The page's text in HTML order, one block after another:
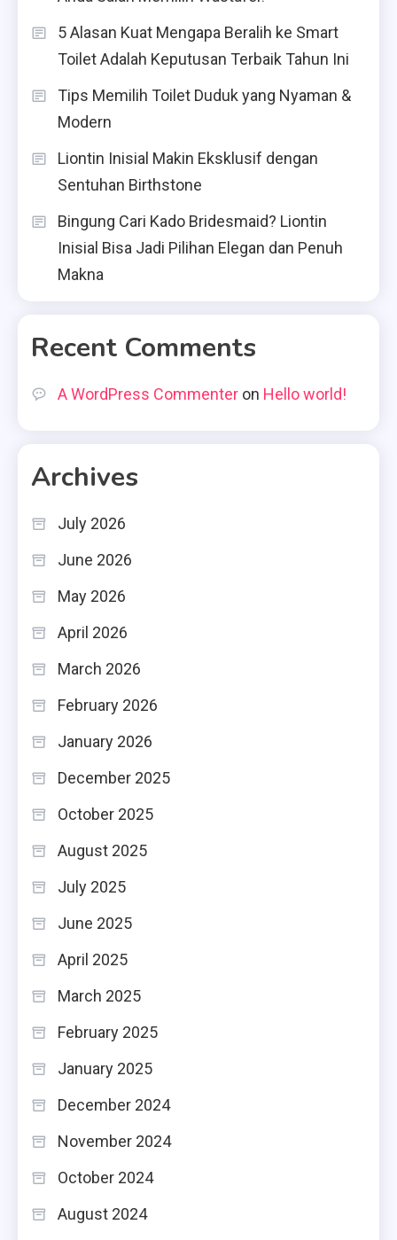
5 Alasan Kuat Mengapa Beralih ke Smart
Toilet Adalah Keputusan Terbaik Tahun Ini
Tips Memilih Toilet Duduk yang Nyaman &
Modern
Liontin Inisial Makin Eksklusif dengan
Sentuhan Birthstone
Bingung Cari Kado Bridesmaid? Liontin
Inisial Bisa Jadi Pilihan Elegan dan Penuh
Makna
Recent Comments
A WordPress Commenter on Hello world!
Archives
July 2026
June 2026
May 2026
April 2026
March 2026
February 2026
January 2026
December 2025
October 2025
August 2025
July 2025
June 2025
April 2025
March 2025
February 2025
January 2025
December 2024
November 2024
October 2024
August 2024